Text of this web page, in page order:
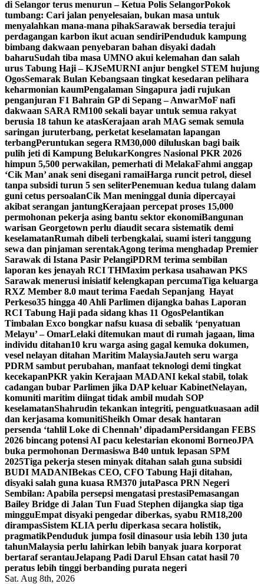
di Selangor terus menurun – Ketua Polis SelangorPokok
tumbang: Cari jalan penyelesaian, bukan masa untuk
menyalahkan mana-mana pihakSarawak bersedia terajui
perdagangan karbon ikut acuan sendiriPenduduk kampung
bimbang dakwaan penyebaran bahan disyaki dadah
baharuSudah tiba masa UMNO akui kelemahan dan salah
urus Tabung Haji – KJSeMURNI anjur bengkel STEM hujung
OgosSemarak Bulan Kebangsaan tingkat kesedaran pelihara
keharmonian kaumPengalaman Singapura jadi rujukan
penganjuran F1 Bahrain GP di Sepang – AnwarMoF nafi
dakwaan SARA RM100 sekali bayar untuk semua rakyat
berusia 18 tahun ke atasKerajaan arah MAG semak semula
saringan juruterbang, perketat keselamatan lapangan
terbangPeruntukan segera RM30,000 diluluskan bagi baik
pulih jeti di Kampung BelukarKongres Nasional PKR 2026
himpun 5,500 perwakilan, pemerhati di MelakaFahmi anggap
‘Cik Man’ anak seni disegani ramaiHarga runcit petrol, diesel
tanpa subsidi turun 5 sen seliterPenemuan kedua tulang dalam
guni cetus persoalanCik Man meninggal dunia dipercayai
akibat serangan jantungKerajaan percepat proses 15,000
permohonan pekerja asing bantu sektor ekonomiBangunan
warisan Georgetown perlu diaudit secara sistematik demi
keselamatanRumah dibeli terbengkalai, suami isteri tanggung
sewa dan pinjaman serentakAgong terima menghadap Premier
Sarawak di Istana Pasir PelangiPDRM terima sembilan
laporan kes jenayah RCI THMaxim perkasa usahawan PKS
Sarawak menerusi inisiatif kelengkapan percumaTiga keluarga
RXZ Member 8.0 maut terima Faedah Sepanjang Hayat
Perkeso35 hingga 40 Ahli Parlimen dijangka bahas Laporan
RCI Tabung Haji pada sidang khas 11 OgosPelantikan
Timbalan Exco bongkar nafsu kuasa di sebalik ‘penyatuan
Melayu’ – OmarLelaki ditemukan maut di rumah jagaan, lima
individu ditahan10 kru warga asing gagal kemuka dokumen,
vesel nelayan ditahan Maritim MalaysiaJauteh seru warga
PDRM sambut perubahan, manfaat teknologi demi tingkat
kecekapanPKR yakin Kerajaan MADANI kekal stabil, tolak
cadangan bubar Parlimen jika DAP keluar KabinetNelayan,
komuniti maritim diingat tidak ambil mudah SOP
keselamatanShahrudin tekankan integriti, penguatkuasaan adil
dan kerjasama komunitiSheikh Omar desak hantaran
persenda ‘tahlil Loke di Chennah’ dipadamPersidangan FEBS
2026 bincang potensi AI pacu kelestarian ekonomi BorneoJPA
buka permohonan Dermasiswa B40 untuk lepasan SPM
2025Tiga pekerja stesen minyak ditahan salah guna subsidi
BUDI MADANIBekas CEO, CFO Tabung Haji ditahan,
disyaki salah guna kuasa RM370 jutaPasca PRN Negeri
Sembilan: Apabila persepsi mengatasi prestasiPemasangan
Bailey Bridge di Jalan Tun Fuad Stephen dijangka siap tiga
mingguEmpat disyaki pengedar diberkas, syabu RM18,200
dirampasSistem KLIA perlu diperkasa secara holistik,
pragmatikPenduduk jumpa fosil dinasour usia lebih 130 juta
tahunMalaysia perlu lahirkan lebih banyak juara korporat
bertaraf serantauJelapang Padi Darul Ehsan catat hasil 70
peratus lebih tinggi berbanding purata negeri
Sat. Aug 8th, 2026